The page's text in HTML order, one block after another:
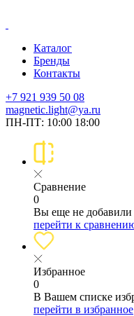
Каталог
Бренды
Контакты
+7 921 939 50 08
magnetic.light@ya.ru
ПН-ПТ: 10:00 18:00
Сравнение
0
Вы еще не добавили
перейти к
Избранное
0
В Вашем списке
перейти в избранное